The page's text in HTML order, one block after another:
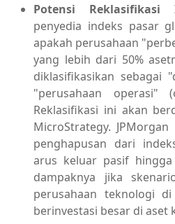
Potensi Reklasifikasi
penyedia indeks pasar
apakah perusahaan
yang lebih dari 50%
diklasifikasikan sebagai
"perusahaan operasi"
Reklasifikasi ini akan
MicroStrategy.
penghapusan dari
arus keluar pasif hingga
dampaknya jika
perusahaan teknologi
berinvestasi besar di aset